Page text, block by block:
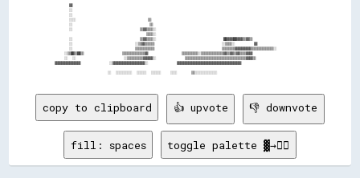
            ▓▓
            ░░
            ░░
            ░░░░                              ▒▒
            ░░                                ▒▒
            ░░                            ▒▒▓▓▒▒▒▒░░
                                            ▒▒▒▒░░
            ░░                            ▒▒▓▓▒▒▒▒░░                            ██▓▓▓▓██▓▓▓▓▒▒▓▓▒▒
            ░░                          ░░▒▒▓▓▒▒▒▒▒▒                            ░░▒▒▒▒░░        ▓▓
            ░░                          ▒▒▒▒▒▒▒▒▒▒▒▒                            ▒▒▒▒▒▒▒▒▓▓▓▓▓▓▓▓▓▓▒▒▒▒▒▒▒▒▒▒▒▒▒▒░░
          ░░▒▒██▒▒██▒▒                ▒▒▒▒▒▒▒▒▒▒▒▒▒▒▓▓              ▒▒▒▒▒▒▒▒▒▒░░▒▒▒▒▒▒▒▒▒▒▒▒▒▒▓▓▒▒▓▓▒▒▓▓▒▒▒▒▓▓▓▓
          ░░  ░░                    ░░▒▒▒▒▒▒▒▒▒▒▓▓▓▓▓▓░░            ▒▒▒▒▒▒▒▒▒▒▒▒▒▒▒▒▒▒▒▒▒▒▒▒▒▒▒▒▒▒▒▒▒▒▒▒▒▒▓▓▓▓▒▒
      ▓▓▓▓▓▓▓▓▓▓▓▓▓▓▓▓            ░░▓▓▓▓▓▓▓▓▓▓▓▓▓▓▓▓▓▓▓▓░░            ▓▓▓▓▓▓▓▓▓▓▓▓▓▓▓▓▓▓▓▓▓▓▓▓▓▓▓▓▓▓▓▓▓▓▓▓▓▓▓▓
copy to clipboard 👍 upvote 👎 downvote
fill: spaces toggle palette ▓→✊🏽